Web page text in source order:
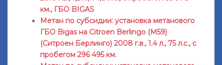
км., ГБО BIGAS
Метан по субсидии: установка метанового
ГБО Bigas на Citroen Berlingo (M59)
(Ситроен Берлинго) 2008 г.в., 1.4 л., 75 л.с., с
пробегом 296 495 км.